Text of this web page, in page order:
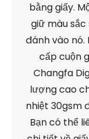
bằng giấy.
giữ màu
đánh vào nó.
cấp cuộn
Changfa
lượng cao
nhiệt 30gsm
Bạn có thể